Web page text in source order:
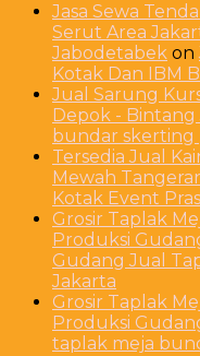
Jasa Sewa
Serut Area
Jabodetabek on
Kotak Dan IBM
Jual Sarung
Depok - Bintang
bundar skerting
Tersedia Jual
Mewah
Kotak Event
Grosir Taplak
Produksi
Gudang Jual
Jakarta
Grosir Taplak
Produksi
taplak meja